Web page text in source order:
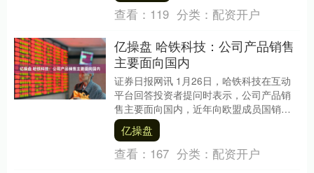
查看： 119 分类： 配资开户
亿操盘 哈铁科技：公司产品销售
主要面向国内
证券日报网讯 1月26日，哈铁科技在互动
平台回答投资者提问时表示，公司产品销
售主要面向国内，近年向欧盟成员国销售
的产品为减速顶调速系统相关产品，在公
司整体营业收....
亿操盘
查看： 167 分类： 配资开户